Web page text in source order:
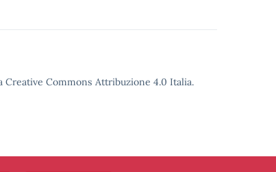
Creative Commons Attribuzione 4.0 Italia.